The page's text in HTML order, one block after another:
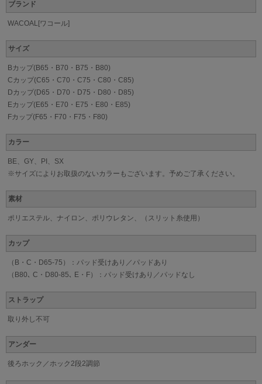
ブランド
WACOAL[ワコール]
サイズ
Bカップ(B65・B70・B75・B80)
Cカップ(C65・C70・C75・C80・C85)
Dカップ(D65・D70・D75・D80・D85)
Eカップ(E65・E70・E75・E80・E85)
Fカップ(F65・F70・F75・F80)
カラー
BE、GY、PI、SX
※サイズによりお取扱のないカラーもございます。予めご了承ください。
素材
ポリエステル、ナイロン、ポリウレタン、（スリット糸使用）
カップ
（B・C・D65-75）：パッド受けあり／パッドあり
（B80､ C・D80-85､ E・F）：パッド受けあり／パッドなし
ストラップ
取り外し不可
アンダー
後ろホック／ホック2段2調節